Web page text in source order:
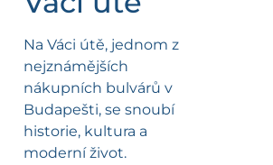
Na Váci útě, jednom z
nejznámějších
nákupních bulvárů v
Budapešti, se snoubí
historie, kultura a
moderní život.